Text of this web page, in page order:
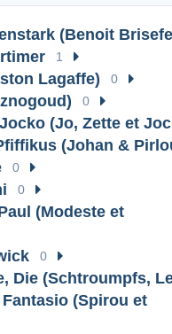
(Benoit
1
Lagaffe) 0
0
(Jo, Zette et
(Johan &
0
0
(Modeste et
0
Die (Schtroumpfs,
(Spirou et